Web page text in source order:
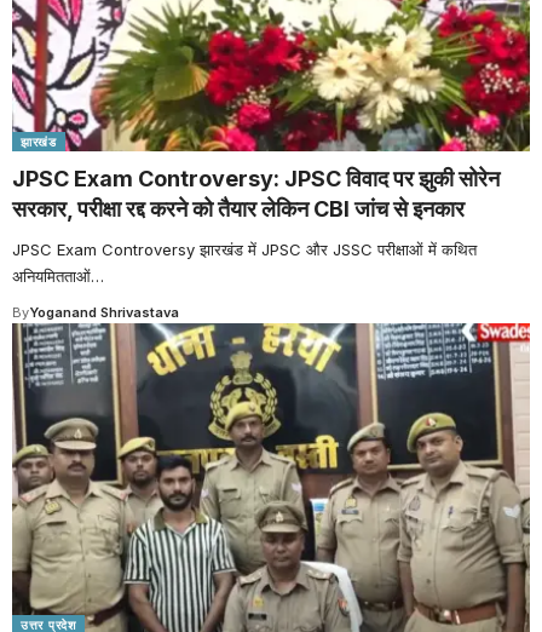
झारखंड
JPSC Exam Controversy: JPSC विवाद पर झुकी सोरेन
सरकार, परीक्षा रद्द करने को तैयार लेकिन CBI जांच से इनकार
JPSC Exam Controversy झारखंड में JPSC और JSSC परीक्षाओं में कथित
अनियमितताओं…
ByYoganand Shrivastava
उत्तर प्रदेश